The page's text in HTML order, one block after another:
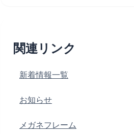
関連リンク
新着情報一覧
お知らせ
メガネフレーム